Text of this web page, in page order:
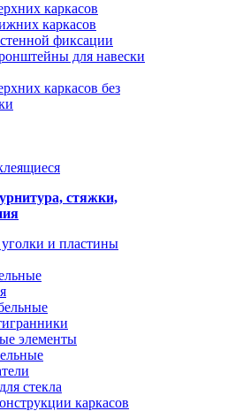
каркасов
каркасов
фиксации
для навески
каркасов без
стяжки,
и пластины
элементы
стекла
каркасов